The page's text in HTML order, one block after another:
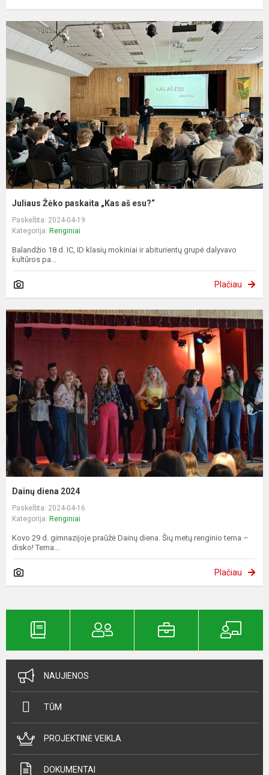
Juliaus Žėko paskaita „Kas aš esu?“
Paskelbta: 2024-04-19
Kategorija: Renginiai
Balandžio 18 d. IC, ID klasių mokiniai ir abiturientų grupė dalyvavo
kultūros pa...
Plačiau
Dainų diena 2024
Paskelbta: 2024-04-16
Kategorija: Renginiai
Kovo 29 d. gimnazijoje praūžė Dainų diena. Šių metų renginio tema –
disko! Tema...
Plačiau
NAUJIENOS
TŪM
PROJEKTINĖ VEIKLA
DOKUMENTAI